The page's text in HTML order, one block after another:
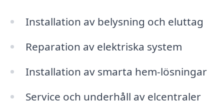
Installation av belysning och eluttag
Reparation av elektriska system
Installation av smarta hem-lösningar
Service och underhåll av elcentraler